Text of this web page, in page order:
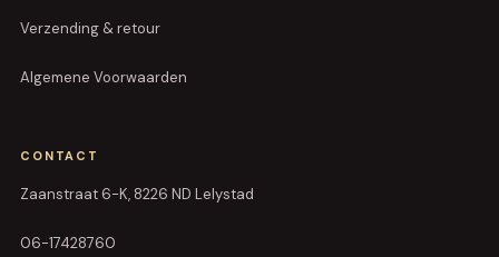
Verzending & retour
Algemene Voorwaarden
CONTACT
Zaanstraat 6-K, 8226 ND Lelystad
06-17428760